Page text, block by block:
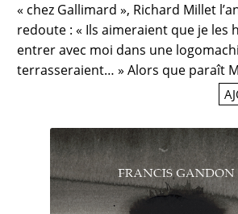
« chez Gallimard », Richard Millet
redoute : « Ils aimeraient que je les
entrer avec moi dans une
terrasseraient… » Alors que paraît